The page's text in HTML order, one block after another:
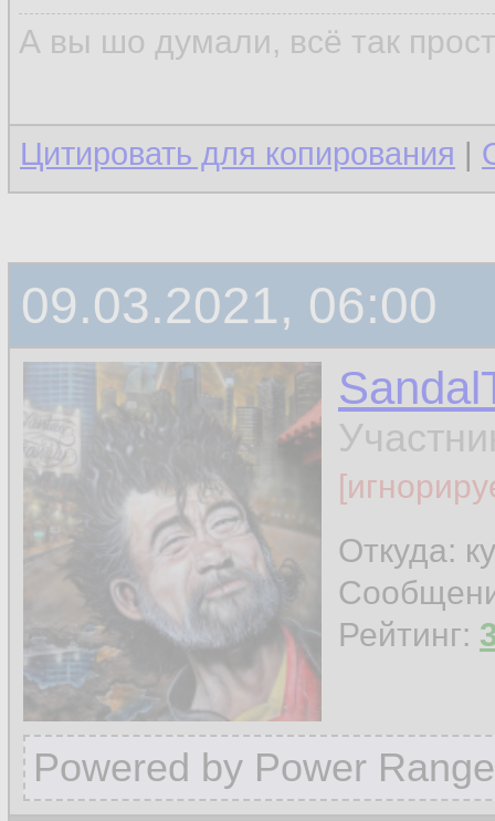
А вы шо думали, всё так
Цитировать для копирования |
09.03.2021, 06:00
Откуда:
Рейтинг:
Powered by Power